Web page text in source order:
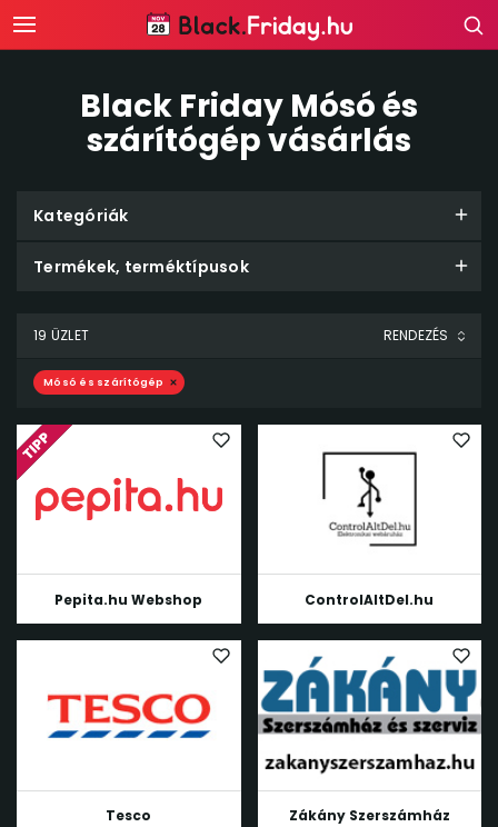
Black Friday Mósó és
szárítógép vásárlás
Kategóriák
Termékek, terméktípusok
19 ÜZLET
Mósó és szárítógép
Pepita.hu Webshop ControlAltDel.hu
Tesco Zákány Szerszámház